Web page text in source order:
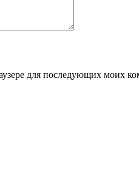
для последующих моих